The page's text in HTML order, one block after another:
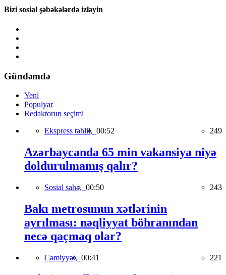
Bizi sosial şəbəkələrdə izləyin
Gündəmdə
Yeni
Populyar
Redaktorun seçimi
Ekspress təhlil, 00:52 249
Azərbaycanda 65 min vakansiya niyə
doldurulmamış qalır?
Sosial sahə, 00:50 243
Bakı metrosunun xətlərinin
ayrılması: nəqliyyat böhranından
necə qaçmaq olar?
Cəmiyyət, 00:41 221